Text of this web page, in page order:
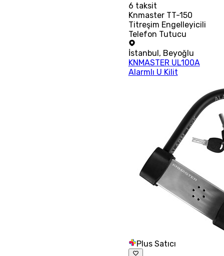
6 taksit
Knmaster TT-150
Titreşim Engelleyicili
Telefon Tutucu
İstanbul, Beyoğlu
KNMASTER UL100A
Alarmlı U Kilit
Plus Satıcı